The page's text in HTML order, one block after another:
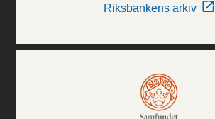
Riksbankens arkiv